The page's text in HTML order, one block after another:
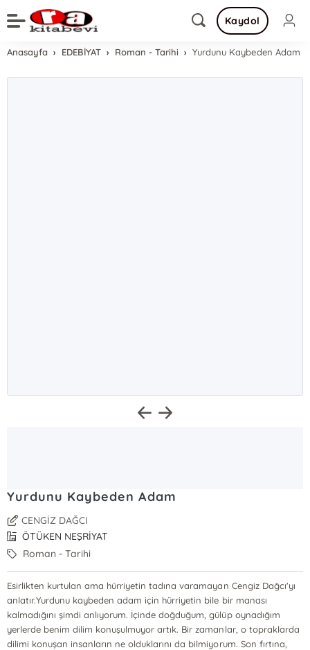
Kaydol
Anasayfa EDEBİYAT Roman - Tarihi Yurdunu Kaybeden Adam
Yurdunu Kaybeden Adam
CENGİZ DAĞCI
ÖTÜKEN NEŞRİYAT
Roman - Tarihi
Esirlikten kurtulan ama hürriyetin tadına varamayan Cengiz Dağcı'yı
anlatır.Yurdunu kaybeden adam için hürriyetin bile bir manası
kalmadığını şimdi anlıyorum. İçinde doğduğum, gülüp oynadığım
yerlerde benim dilim konuşulmuyor artık. Bir zamanlar, o topraklarda
dilimi konuşan insanların ne olduklarını da bilmiyorum. Son fırtına,